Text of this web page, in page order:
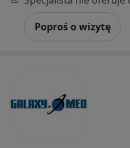
Poproś o wizytę